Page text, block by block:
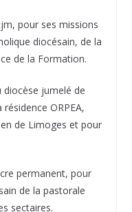
pour ses missions
diocésain, de la
de la Formation.
diocèse jumelé de
ORPEA,
de Limoges et pour
permanent, pour
de la pastorale
sectaires.